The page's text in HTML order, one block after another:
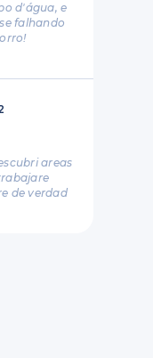
d'água, e
falhando
areas
de verdad